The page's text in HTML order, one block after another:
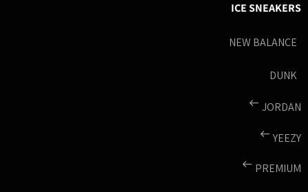
ICE SNEAKERS
NEW BALANCE
DUNK
JORDAN
YEEZY
PREMIUM